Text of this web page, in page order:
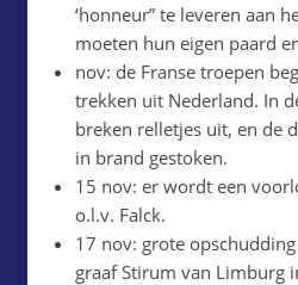
‘honneur” te leveren aan
moeten hun eigen paard
nov: de Franse troepen
trekken uit Nederland. In
breken relletjes uit, en de
in brand gestoken.
15 nov: er wordt een
o.l.v. Falck.
17 nov: grote
graaf Stirum van Limburg